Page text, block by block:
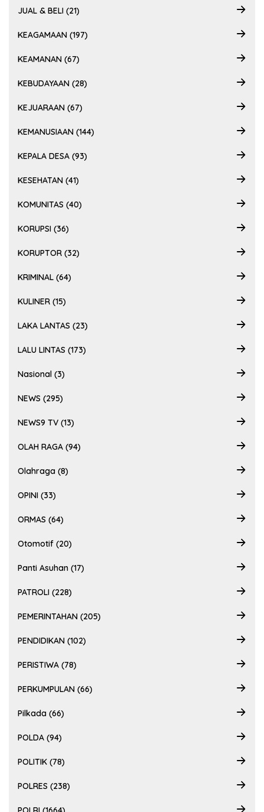
JUAL & BELI (21)
KEAGAMAAN (197)
KEAMANAN (67)
KEBUDAYAAN (28)
KEJUARAAN (67)
KEMANUSIAAN (144)
KEPALA DESA (93)
KESEHATAN (41)
KOMUNITAS (40)
KORUPSI (36)
KORUPTOR (32)
KRIMINAL (64)
KULINER (15)
LAKA LANTAS (23)
LALU LINTAS (173)
Nasional (3)
NEWS (295)
NEWS9 TV (13)
OLAH RAGA (94)
Olahraga (8)
OPINI (33)
ORMAS (64)
Otomotif (20)
Panti Asuhan (17)
PATROLI (228)
PEMERINTAHAN (205)
PENDIDIKAN (102)
PERISTIWA (78)
PERKUMPULAN (66)
Pilkada (66)
POLDA (94)
POLITIK (78)
POLRES (238)